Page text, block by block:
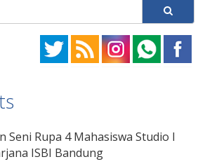
Seni Rupa 4 Mahasiswa Studio I
ISBI Bandung